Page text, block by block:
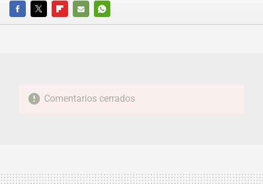
FACEBOOKTWITTERFLIPBOARD
E-
WHATSAPP
Comentarios cerrados